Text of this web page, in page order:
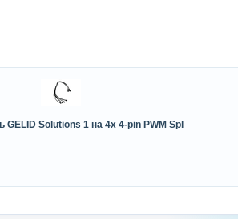
GELID Solutions 1 на 4x 4-pin PWM Spl